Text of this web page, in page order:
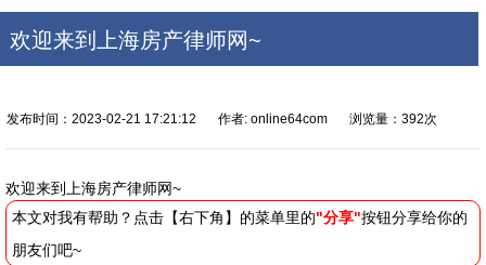
欢迎来到上海房产律师网~
发布时间：2023-02-21 17:21:12 作者: online64com 浏览量：392次
欢迎来到上海房产律师网~
本文对我有帮助？点击【右下角】的菜单里的"分享"按钮分享给你的
朋友们吧~